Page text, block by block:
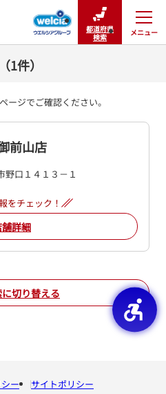
都道府県
検索
メニュー
閉じる
1件）
ージでご確認ください。
前山店
野口１４１３－１
をチェック！
舗詳細
切り替える
ー サイトポリシー